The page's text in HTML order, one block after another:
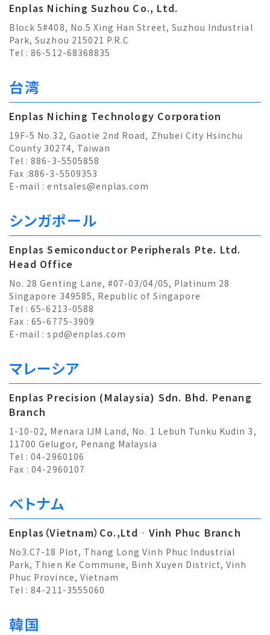
Enplas Niching Suzhou Co., Ltd.
Block 5#408, No.5 Xing Han Street, Suzhou Industrial
Park, Suzhou 215021 P.R.C
Tel : 86-512-68368835
台湾
Enplas Niching Technology Corporation
19F-5 No.32, Gaotie 2nd Road, Zhubei City Hsinchu
County 30274, Taiwan
Tel : 886-3-5505858
Fax :886-3-5509353
E-mail :entsales@enplas.com
シンガポール
Enplas Semiconductor Peripherals Pte. Ltd.
Head Office
No. 28 Genting Lane, #07-03/04/05, Platinum 28
Singapore 349585, Republic of Singapore
Tel : 65-6213-0588
Fax : 65-6775-3909
E-mail :spd@enplas.com
マレーシア
Enplas Precision (Malaysia) Sdn. Bhd. Penang
Branch
1-10-02, Menara IJM Land, No. 1 Lebuh Tunku Kudin 3,
11700 Gelugor, Penang Malaysia
Tel : 04-2960106
Fax : 04-2960107
ベトナム
Enplas（Vietnam）Co.,Ltd‐Vinh Phuc Branch
No3.C7-18 Plot, Thang Long Vinh Phuc Industrial
Park, Thien Ke Commune, Binh Xuyen District, Vinh
Phuc Province, Vietnam
Tel : 84-211-3555060
韓国